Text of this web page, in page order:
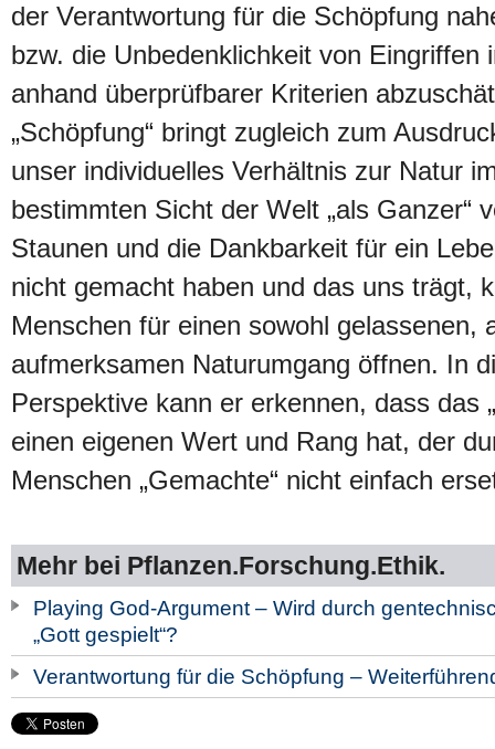
der Verantwortung für die Schöpfung
bzw. die Unbedenklichkeit von Eingriffen
anhand überprüfbarer Kriterien
„Schöpfung“ bringt zugleich zum
unser individuelles Verhältnis zur Natur
bestimmten Sicht der Welt „als Ganzer“
Staunen und die Dankbarkeit für ein
nicht gemacht haben und das uns trägt,
Menschen für einen sowohl gelassenen,
aufmerksamen Naturumgang öffnen. In
Perspektive kann er erkennen, dass das
einen eigenen Wert und Rang hat, der
Menschen „Gemachte“ nicht einfach
Mehr bei Pflanzen.Forschung.Ethik.
Playing God-Argument – Wird durch
„Gott gespielt“?
Verantwortung für die Schöpfung –